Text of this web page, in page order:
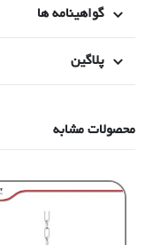
گواهینامه ها
پلاگین
محصولات مشابه